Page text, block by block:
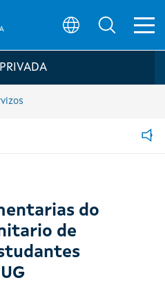
da Xunta de
do
de